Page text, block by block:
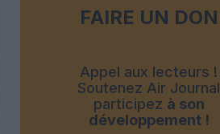
FAIRE UN DON
Appel aux lecteurs !
Soutenez Air Journal
participez à son
développement !